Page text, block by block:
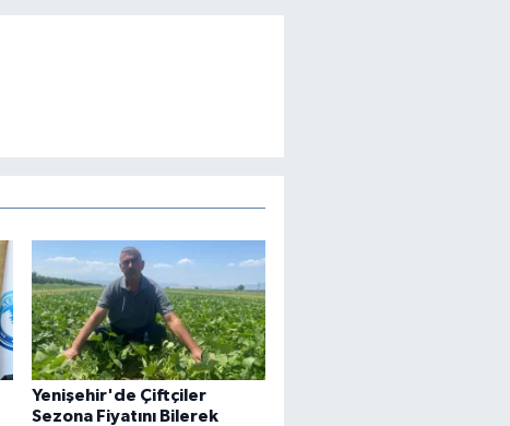
Yenişehir'de Çiftçiler
Sezona Fiyatını Bilerek